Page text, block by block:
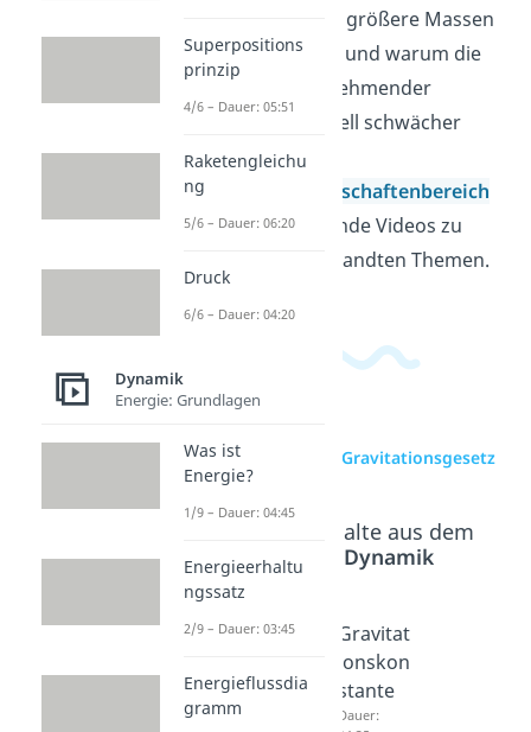
wird klar, warum größere Massen
stärker anziehen und warum die
Wirkung mit zunehmender
Entfernung schnell schwächer
wird. Im
Ingenieurwissenschaftenbereich
findest du passende Videos zu
diesem und verwandten Themen.
zur Videoseite: Gravitationsgesetz
Beliebte Inhalte aus dem
Bereich Dynamik
Schwer
Dauer:
03:13
Gewicht
Dauer:
Gravitat
ionskon
stante
Dauer:
Superpositions
prinzip
4/6 – Dauer: 05:51
Raketengleichu
ng
5/6 – Dauer: 06:20
Druck
6/6 – Dauer: 04:20
Dynamik
Energie: Grundlagen
Was ist
Energie?
1/9 – Dauer: 04:45
Energieerhaltu
ngssatz
2/9 – Dauer: 03:45
Energieflussdia
gramm